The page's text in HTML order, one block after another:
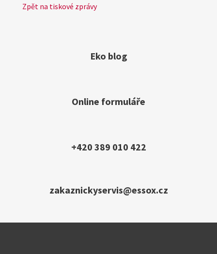
Zpět na tiskové zprávy
Eko blog
Online formuláře
+420 389 010 422
zakaznickyservis@essox.cz